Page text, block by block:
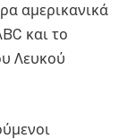
αμερικανικά
και το
Λευκού